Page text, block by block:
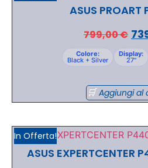
ASUS
799,00€
Colore:
Black + Silver
Display:
27"
Aggiungi al
In Offerta!
ASUS EXPERTCENTER